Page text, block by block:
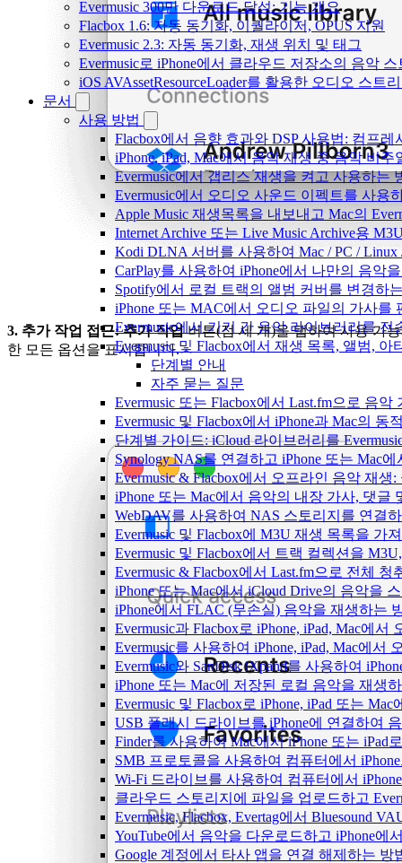
Evermusic 300만 다운로드 달성: 기능 개요
Flacbox 1.6: 자동 동기화, 이퀄라이저, OPUS 지원
Evermusic 2.3: 자동 동기화, 재생 위치 및 태그
Evermusic로 iPhone에서 클라우드 저장소의 음악
iOS AVAssetResourceLoader를 활용한 오디오 스트
문서
사용 방법
Flacbox에서 음향 효과와 DSP 사용법: 컴프
iPhone, iPad, Mac에서 음악 재생 중 음악 비
Evermusic에서 갭리스 재생을 켜고 사용하는
Evermusic에서 오디오 사운드 이펙트를 사
Apple Music 재생목록을 내보내고 Mac의
Internet Archive 또는 Live Music Archive용
Kodi DLNA 서버를 사용하여 Mac / PC /
CarPlay를 사용하여 iPhone에서 나만의 음악
Spotify에서 로컬 트랙의 앨범 커버를 변경하
iPhone 또는 MAC에서 오디오 파일의 가사를
Evermusic에서 기기 간 음악 라이브러리를
Evermusic 및 Flacbox에서 재생 목록, 앨범,
단계별 안내
자주 묻는 질문
Evermusic 또는 Flacbox에서 Last.fm으로 음
Evermusic 및 Flacbox에서 iPhone과 Mac의
단계별 가이드: iCloud 라이브러리를
Synology NAS를 연결하고 iPhone 또는 Mac
Evermusic & Flacbox에서 오프라인 음악 재
iPhone 또는 Mac에서 음악의 내장 가사, 댓글
WebDAV를 사용하여 NAS 스토리지를 연결
Evermusic 및 Flacbox에 M3U 재생 목록을 가
Evermusic 및 Flacbox에서 트랙 컬렉션을
Evermusic & Flacbox에서 Last.fm으로 전체 청
iPhone 또는 Mac에서 iCloud Drive의 음악을
iPhone에서 FLAC (무손실) 음악을 재생하는
Evermusic과 Flacbox로 iPhone, iPad, Mac에
Evermusic를 사용하여 iPhone, iPad, Mac에서
Evermusic와 SanDisk iXpand를 사용하여
iPhone 또는 Mac에 저장된 로컬 음악을 재생
Evermusic 및 Flacbox로 iPhone, iPad 또는
USB 플래시 드라이브를 iPhone에 연결하여
Finder를 사용하여 Mac에서 iPhone 또는 iPad
SMB 프로토콜을 사용하여 컴퓨터에서
Wi-Fi 드라이브를 사용하여 컴퓨터에서
클라우드 스토리지에 파일을 업로드하고
Evermusic, Flacbox, Evertag에서 Bluesound
YouTube에서 음악을 다운로드하고 iPhone에
Google 계정에서 타사 앱을 연결 해제하는 방
3. 추가 작업 접근: 추가 작업버튼(점 세 개)을 탭하여 사용 가능
한 모든 옵션을 표시합니다.